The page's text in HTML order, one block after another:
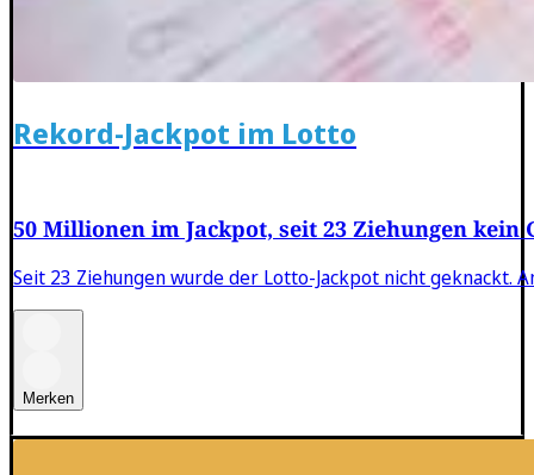
Rekord-Jackpot im Lotto
50 Millionen im Jackpot, seit 23 Ziehungen kein
Seit 23 Ziehungen wurde der Lotto-Jackpot nicht geknackt.
Merken